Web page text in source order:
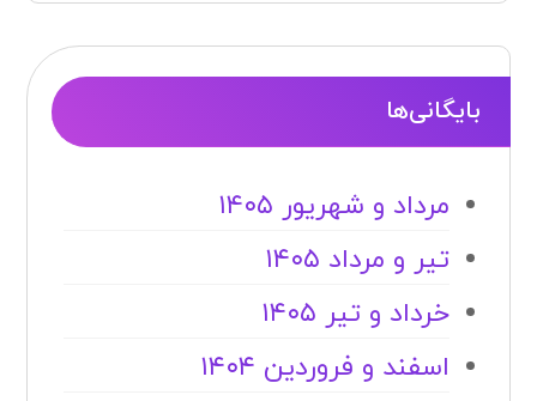
بایگانی‌ها
مرداد و شهریور ۱۴۰۵
تیر و مرداد ۱۴۰۵
خرداد و تیر ۱۴۰۵
اسفند و فروردین ۱۴۰۴